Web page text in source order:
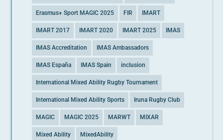
Erasmus+ Sport MAGIC 2025 FIR IMART
IMART 2017 IMART 2020 IMART 2025 IMAS
IMAS Accreditation IMAS Ambassadors
IMAS España IMAS Spain inclusion
International Mixed Ability Rugby Tournament
International Mixed Ability Sports Iruna Rugby Club
MAGIC MAGIC 2025 MARWT MIXAR
Mixed Ability MixedAbility